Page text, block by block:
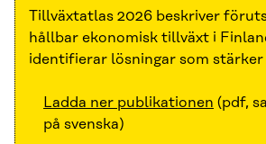
Tillväxtatlas 2026 beskriver
hållbar ekonomisk tillväxt i
identifierar lösningar som
Ladda ner publikationen (pdf,
på svenska)